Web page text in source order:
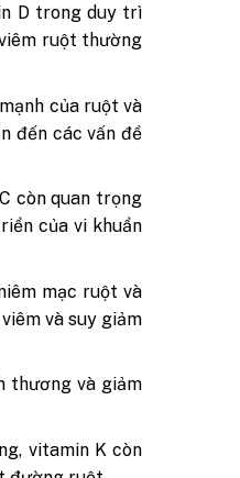
D trong duy trì
ruột thường
của ruột và
đến các vấn đề
còn quan trọng
của vi khuẩn
mạc ruột và
và suy giảm
thương và giảm
vitamin K còn